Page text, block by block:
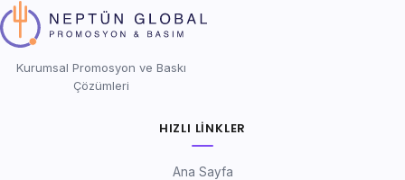
Kurumsal Promosyon ve Baskı
Çözümleri
HIZLI LINKLER
Ana Sayfa